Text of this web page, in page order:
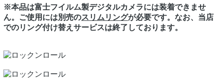
※本品は富士フイルム製デジタルカメラには装着できませ
ん。ご使用には別売のスリムリングが必要です。なお、当店
でのリング付け替えサービスは終了しております。